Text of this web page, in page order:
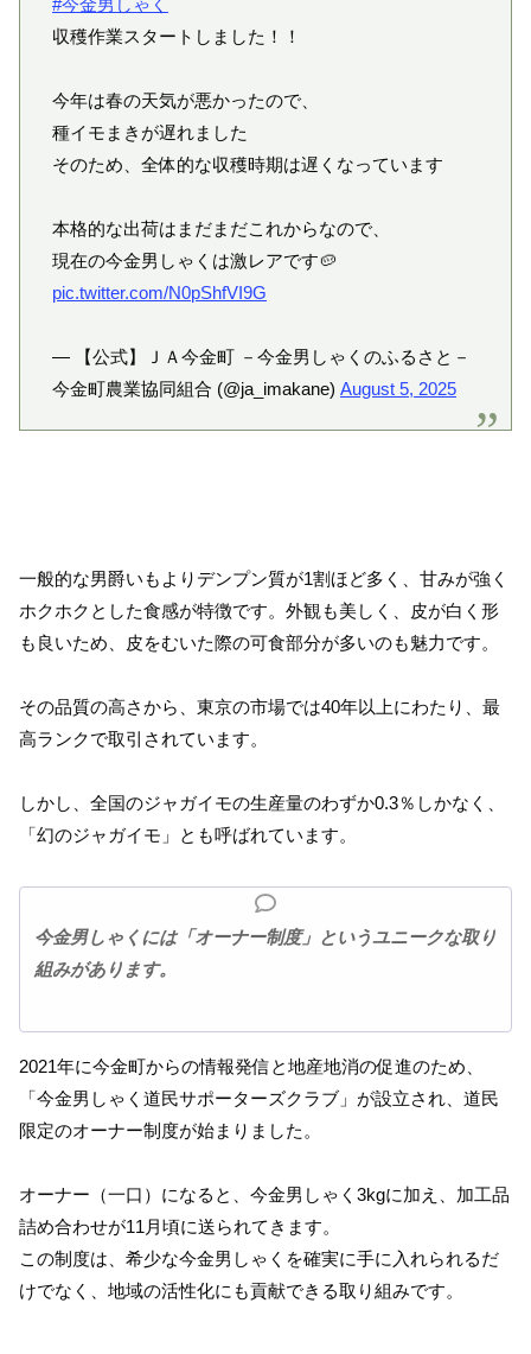
#今金男しゃく
収穫作業スタートしました！！
今年は春の天気が悪かったので、
種イモまきが遅れました
そのため、全体的な収穫時期は遅くなっています
本格的な出荷はまだまだこれからなので、
現在の今金男しゃくは激レアです🥔
pic.twitter.com/N0pShfVI9G
— 【公式】ＪＡ今金町 －今金男しゃくのふるさと－
今金町農業協同組合 (@ja_imakane) August 5, 2025
一般的な男爵いもよりデンプン質が1割ほど多く、甘みが強く
ホクホクとした食感が特徴です。外観も美しく、皮が白く形
も良いため、皮をむいた際の可食部分が多いのも魅力です。
その品質の高さから、東京の市場では40年以上にわたり、最
高ランクで取引されています。
しかし、全国のジャガイモの生産量のわずか0.3％しかなく、
「幻のジャガイモ」とも呼ばれています。
今金男しゃくには「オーナー制度」というユニークな取り
組みがあります。
2021年に今金町からの情報発信と地産地消の促進のため、
「今金男しゃく道民サポーターズクラブ」が設立され、道民
限定のオーナー制度が始まりました。
オーナー（一口）になると、今金男しゃく3kgに加え、加工品
詰め合わせが11月頃に送られてきます。
この制度は、希少な今金男しゃくを確実に手に入れられるだ
けでなく、地域の活性化にも貢献できる取り組みです。